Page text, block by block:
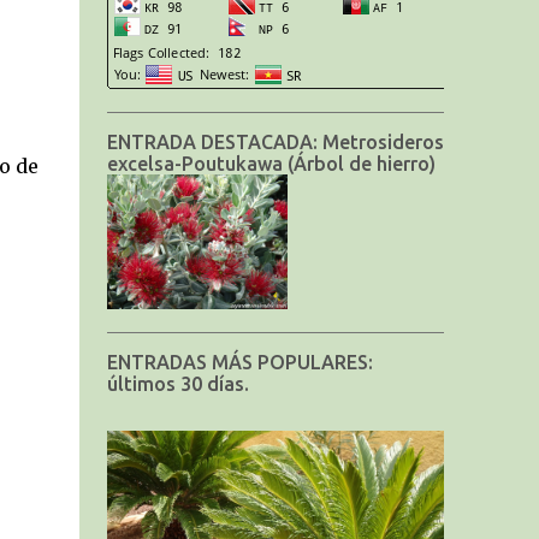
de
ENTRADA DESTACADA: Metrosideros
excelsa-Poutukawa (Árbol de hierro)
ENTRADAS MÁS POPULARES:
últimos 30 días.